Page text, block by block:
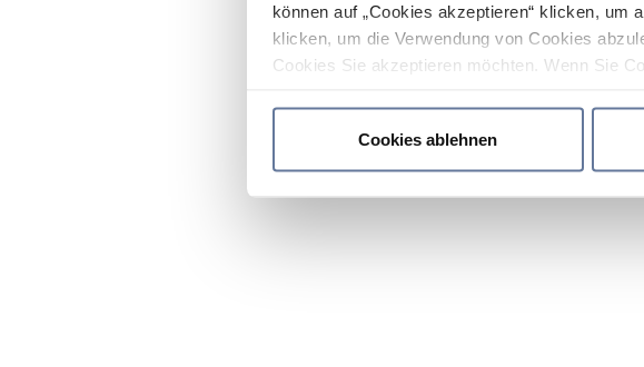
können auf „Cookies akzeptieren“ klicken, um
klicken, um die Verwendung von Cookies
Cookies Sie akzeptieren möchten. Wenn Sie
Cookies ablehnen